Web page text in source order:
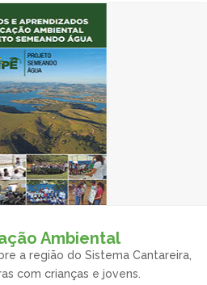
Ambiental
a região do Sistema Cantareira,
com crianças e jovens.